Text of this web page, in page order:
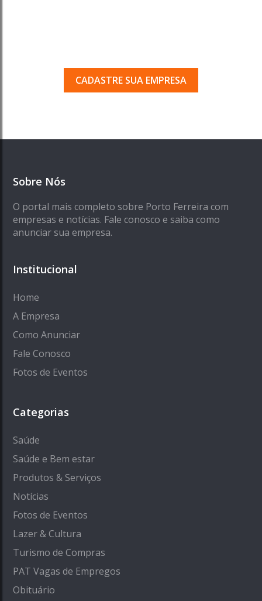
CADASTRE SUA EMPRESA
Sobre Nós
O portal mais completo sobre Porto Ferreira com
empresas e notícias. Fale conosco e saiba como
anunciar sua empresa.
Institucional
Home
A Empresa
Como Anunciar
Fale Conosco
Fotos de Eventos
Categorias
Saúde
Saúde e Bem estar
Produtos & Serviços
Notícias
Fotos de Eventos
Lazer & Cultura
Turismo de Compras
PAT Vagas de Empregos
Obituário